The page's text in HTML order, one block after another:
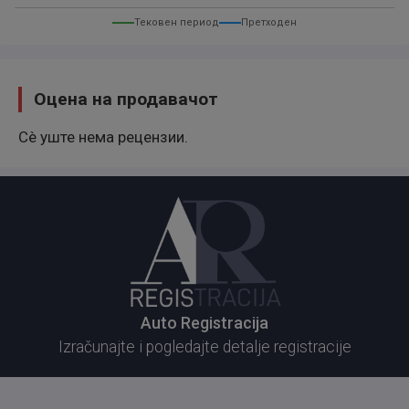
Тековен период Претходен
Оцена на продавачот
Сè уште нема рецензии.
Auto Registracija
Izračunajte i pogledajte detalje registracije